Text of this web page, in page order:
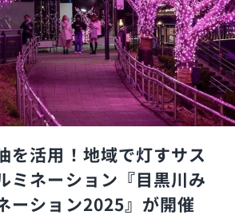
を活用！地域で灯すサス
ミネーション『目黒川み
ーション2025』が開催